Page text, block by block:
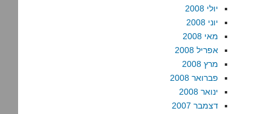
יולי 2008
יוני 2008
מאי 2008
אפריל 2008
מרץ 2008
פברואר 2008
ינואר 2008
דצמבר 2007